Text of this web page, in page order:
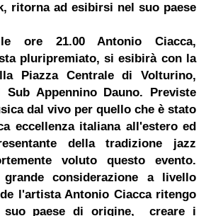
ritorna ad esibirsi nel suo paese
ore 21.00 Antonio Ciacca,
pluripremiato, si esibirà con la
Piazza Centrale di Volturino,
Appennino Dauno. Previste
dal vivo per quello che è stato
eccellenza italiana all'estero ed
della tradizione jazz
voluto questo evento.
considerazione a livello
l'artista Antonio Ciacca ritengo
paese di origine, creare i